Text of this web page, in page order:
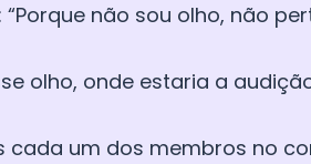
“Porque não sou olho, não
olho, onde estaria a
cada um dos membros no